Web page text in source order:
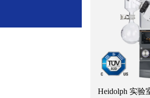
Heidolph 实验